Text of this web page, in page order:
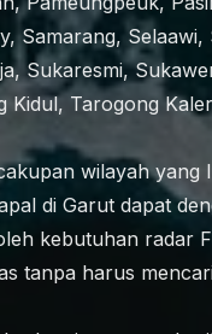
Samarang, Selaawi,
Sukaresmi,
Kidul, Tarogong
wilayah yang
di Garut dapat
kebutuhan radar
tanpa harus